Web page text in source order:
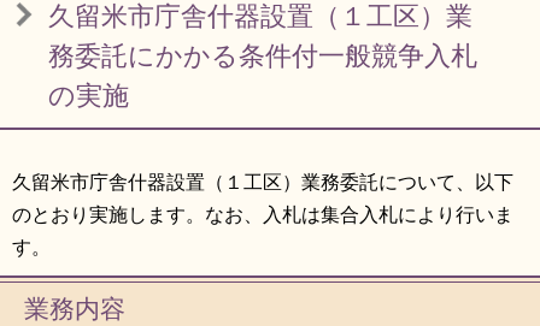
RSS プライバシーポリシー
サイトについて
閉じる
久留米市庁舎什器設置（１工区）業
務委託にかかる条件付一般競争入札
の実施
久留米市庁舎什器設置（１工区）業務委託について、以下
のとおり実施します。なお、入札は集合入札により行いま
す。
業務内容